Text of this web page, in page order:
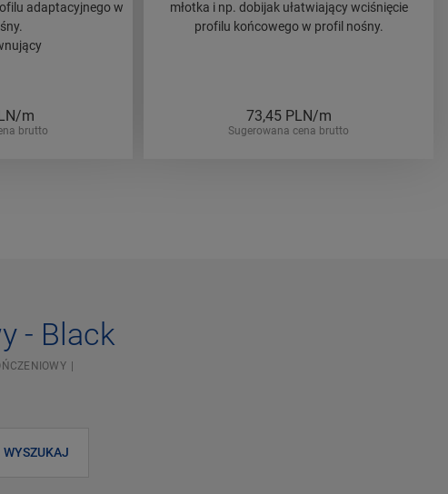
adaptacyjnego w
m
brutto
młotka i np. dobijak ułatwiający wciśnięcie
profilu końcowego w profil nośny.
73,45 PLN/m
Sugerowana cena brutto
- Black
WYSZUKAJ